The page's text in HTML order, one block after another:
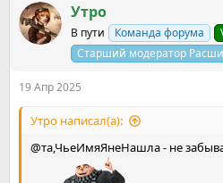
к
ц
и
Утро
В пути Команда форума
Старший модератор
19 Апр 2025
Утро написал(а):
@та,ЧьеИмяЯнеНашла - не